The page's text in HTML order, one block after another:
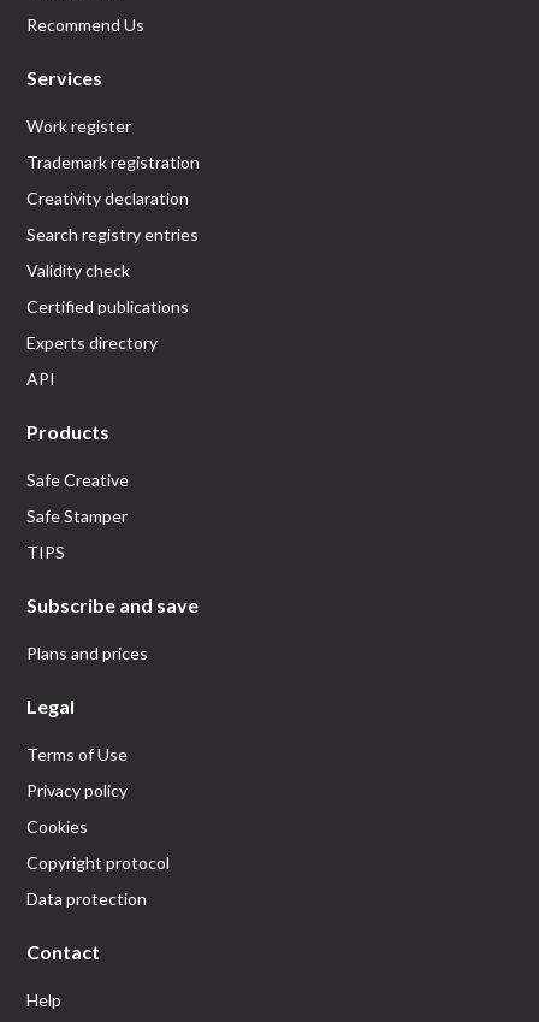
Recommend Us
Services
Work register
Trademark registration
Creativity declaration
Search registry entries
Validity check
Certified publications
Experts directory
API
Products
Safe Creative
Safe Stamper
TIPS
Subscribe and save
Plans and prices
Legal
Terms of Use
Privacy policy
Cookies
Copyright protocol
Data protection
Contact
Help